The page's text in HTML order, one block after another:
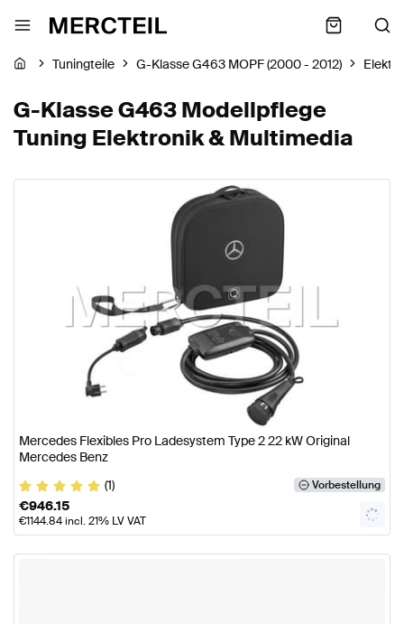
Tuningteile G-Klasse G463 MOPF (2000 - 2012)
G-Klasse G463 Modellpflege
Tuning Elektronik & Multimedia
Mercedes Flexibles Pro Ladesystem Type 2 22 kW Original
Mercedes Benz
(1)
Vorbestellung
€946.15
€1144.84incl. 21% LV VAT